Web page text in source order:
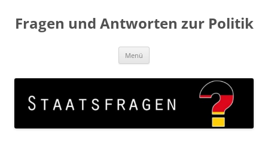
Fragen und Antworten zur Politik
Menü